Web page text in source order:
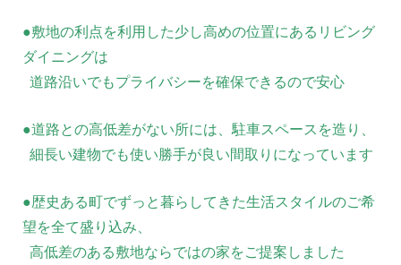
●敷地の利点を利用した少し高めの位置にあるリビング
ダイニングは
道路沿いでもプライバシーを確保できるので安心
●道路との高低差がない所には、駐車スペースを造り、
細長い建物でも使い勝手が良い間取りになっています
●歴史ある町でずっと暮らしてきた生活スタイルのご希
望を全て盛り込み、
高低差のある敷地ならではの家をご提案しました